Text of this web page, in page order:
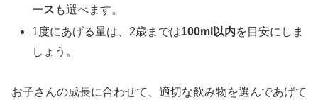
ース も選べます。
1度にあげる量は、2歳までは100ml以内を目安にしま
しょう。
お子さんの成長に合わせて、適切な飲み物を選んであげて